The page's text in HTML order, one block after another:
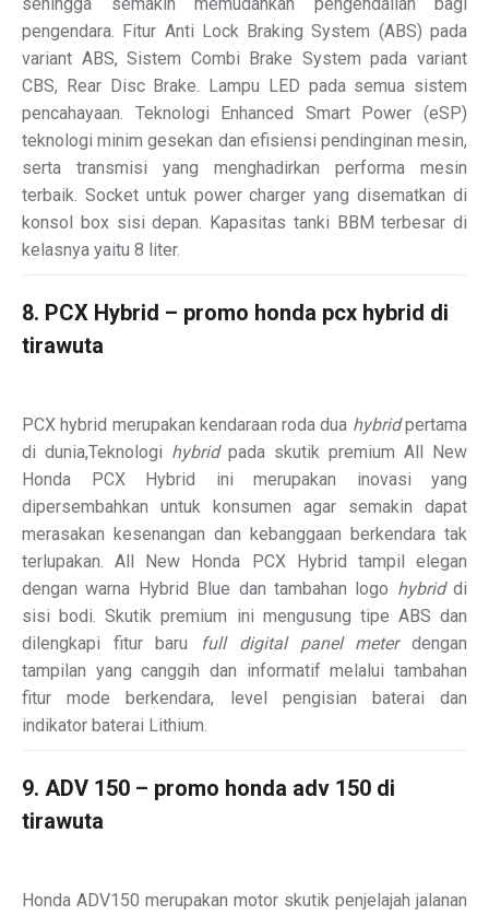
pengendara. Fitur Anti Lock Braking System (ABS) pada
variant ABS, Sistem Combi Brake System pada variant
CBS, Rear Disc Brake. Lampu LED pada semua sistem
pencahayaan. Teknologi Enhanced Smart Power (eSP)
teknologi minim gesekan dan efisiensi pendinginan mesin,
serta transmisi yang menghadirkan performa mesin
terbaik. Socket untuk power charger yang disematkan di
konsol box sisi depan. Kapasitas tanki BBM terbesar di
kelasnya yaitu 8 liter.
8. PCX Hybrid – promo honda pcx hybrid di
tirawuta
PCX hybrid merupakan kendaraan roda dua hybridpertama
di dunia,Teknologi hybridpada skutik premium All New
Honda PCX Hybrid ini merupakan inovasi yang
dipersembahkan untuk konsumen agar semakin dapat
merasakan kesenangan dan kebanggaan berkendara tak
terlupakan. All New Honda PCX Hybrid tampil elegan
dengan warna Hybrid Blue dan tambahan logo hybriddi
sisi bodi. Skutik premium ini mengusung tipe ABS dan
dilengkapi fitur baru full digital panel meterdengan
tampilan yang canggih dan informatif melalui tambahan
fitur mode berkendara, level pengisian baterai dan
indikator baterai Lithium.
9. ADV 150 – promo honda adv 150 di
tirawuta
Honda ADV150 merupakan motor skutik penjelajah jalanan